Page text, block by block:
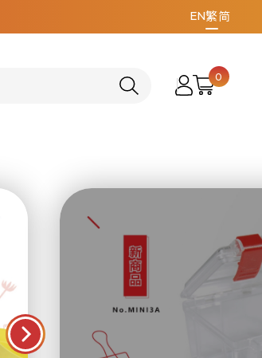
EN繁简
0